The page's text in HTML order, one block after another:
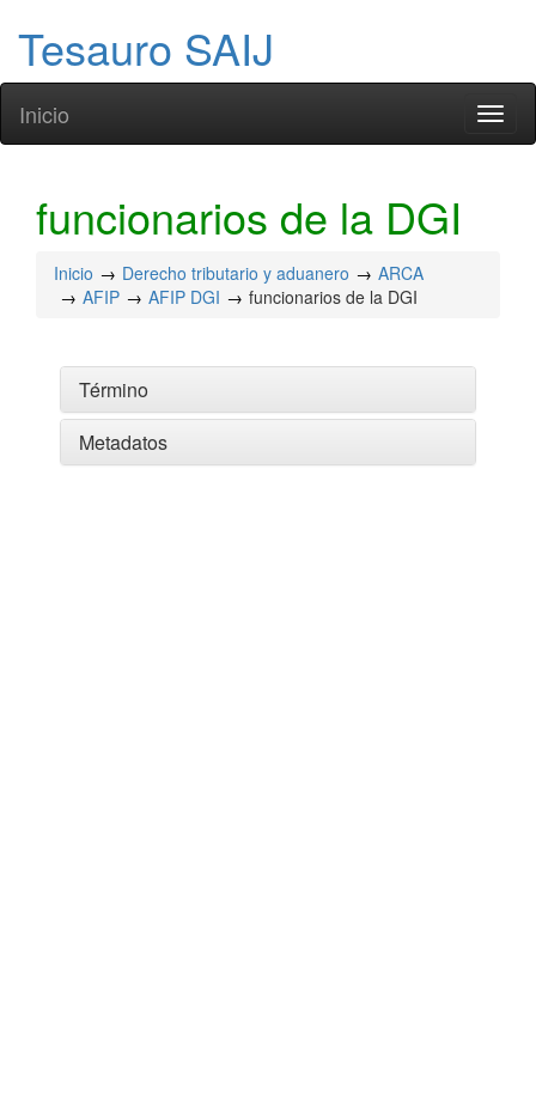
Tesauro SAIJ
Inicio
funcionarios de la DGI
Inicio Derecho tributario y aduanero
ARCA
AFIP
AFIP DGI funcionarios de la DGI
Término
Metadatos